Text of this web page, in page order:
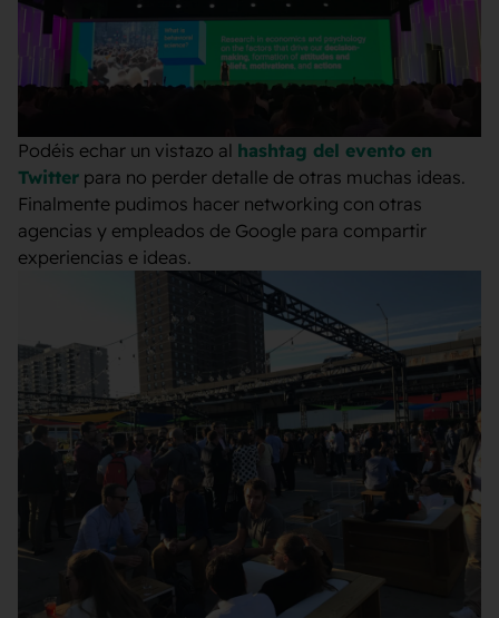
Podéis echar un vistazo al hashtag del evento en
Twitter para no perder detalle de otras muchas ideas.
Finalmente pudimos hacer networking con otras
agencias y empleados de Google para compartir
experiencias e ideas.